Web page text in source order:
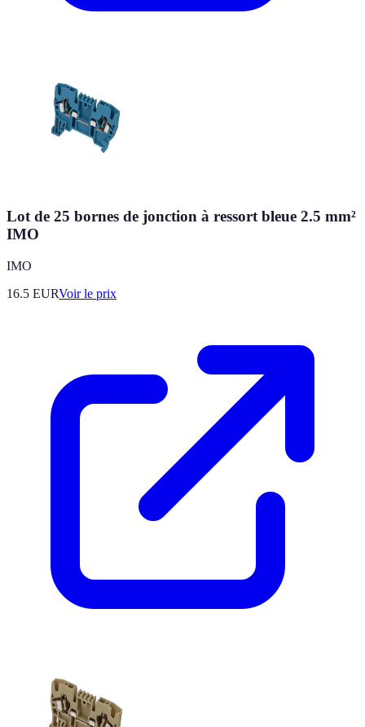
Lot de 25 bornes de jonction à ressort bleue 2.5 mm²
IMO
IMO
16.5 EURVoir le prix